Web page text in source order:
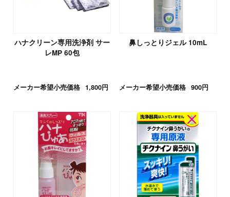
ハナクリーン専用洗浄剤 サー
レMP 60包
メーカー希望小売価格 1,800円
鼻しっとりジェル 10mL
メーカー希望小売価格 900円